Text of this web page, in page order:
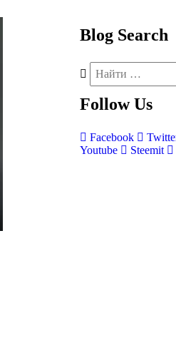
Blog Search
Follow Us
Facebook
Youtube
Steemit